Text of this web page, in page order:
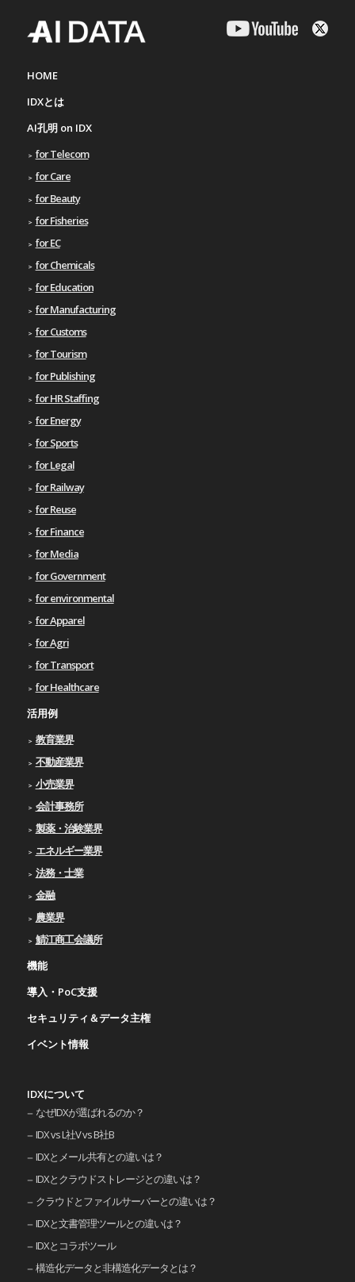
HOME
IDXとは
AI孔明 on IDX
for Telecom
for Care
for Beauty
for Fisheries
for EC
for Chemicals
for Education
for Manufacturing
for Customs
for Tourism
for Publishing
for HR Staffing
for Energy
for Sports
for Legal
for Railway
for Reuse
for Finance
for Media
for Government
for environmental
for Apparel
for Agri
for Transport
for Healthcare
活用例
教育業界
不動産業界
小売業界
会計事務所
製薬・治験業界
エネルギー業界
法務・士業
金融
農業界
鯖江商工会議所
機能
導入・PoC支援
セキュリティ＆データ主権
イベント情報
IDXについて
なぜIDXが選ばれるのか？
IDX vs L社V vs B社B
IDXとメール共有との違いは？
IDXとクラウドストレージとの違いは？
クラウドとファイルサーバーとの違いは？
IDXと文書管理ツールとの違いは？
IDXとコラボツール
構造化データと非構造化データとは？